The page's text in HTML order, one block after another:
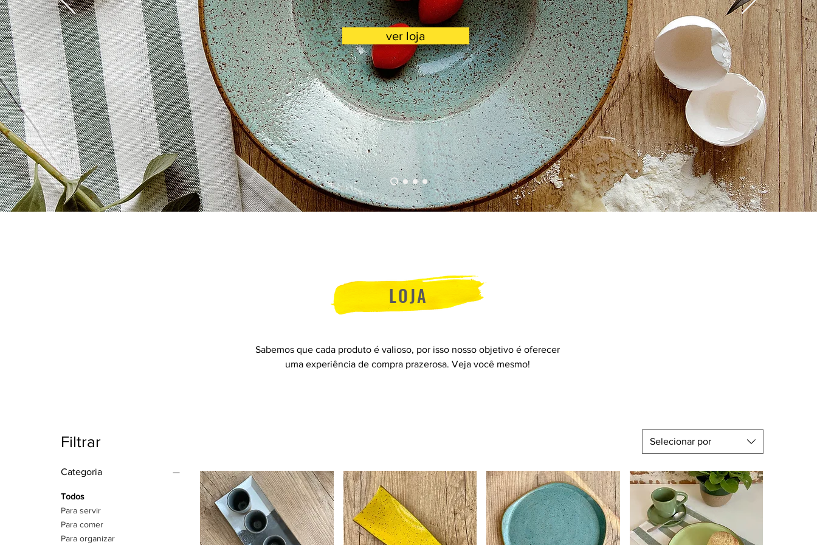
ver loja
LOJA
Sabemos que cada produto é valioso, por isso nosso objetivo é oferecer
uma experiência de compra prazerosa. Veja você mesmo!
Filtrar
Categoria
Todos
Para servir
Para comer
Para organizar
Selecionar por